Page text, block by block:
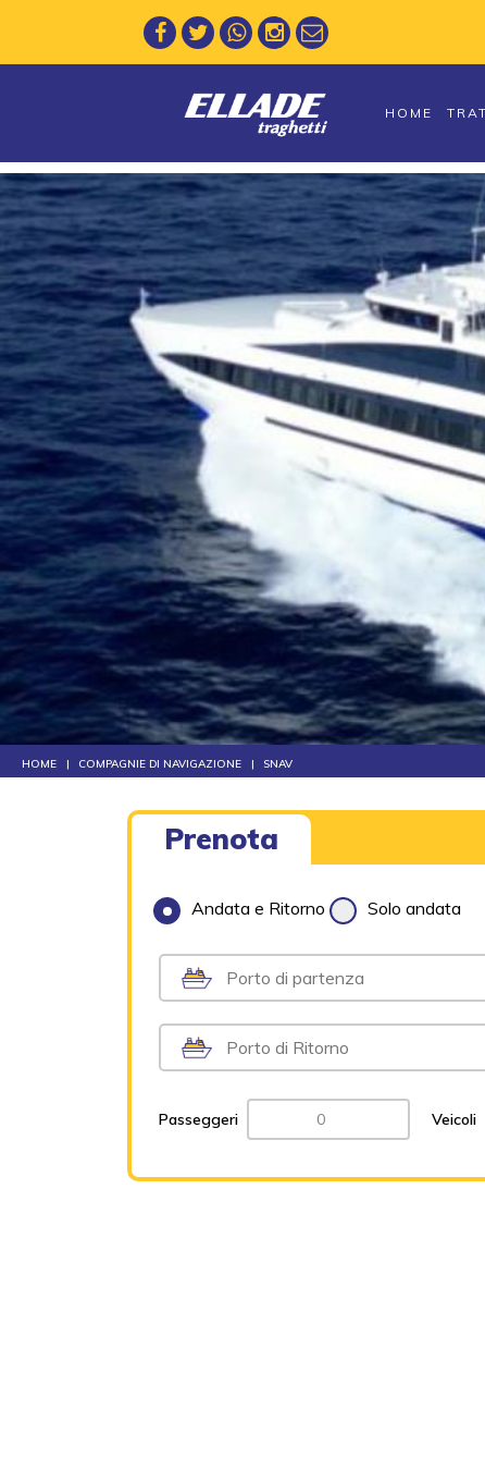
HOME
HOME COMPAGNIE DI NAVIGAZIONE SNAV
Prenota
Andata e Ritorno Solo andata
Passeggeri Veicoli